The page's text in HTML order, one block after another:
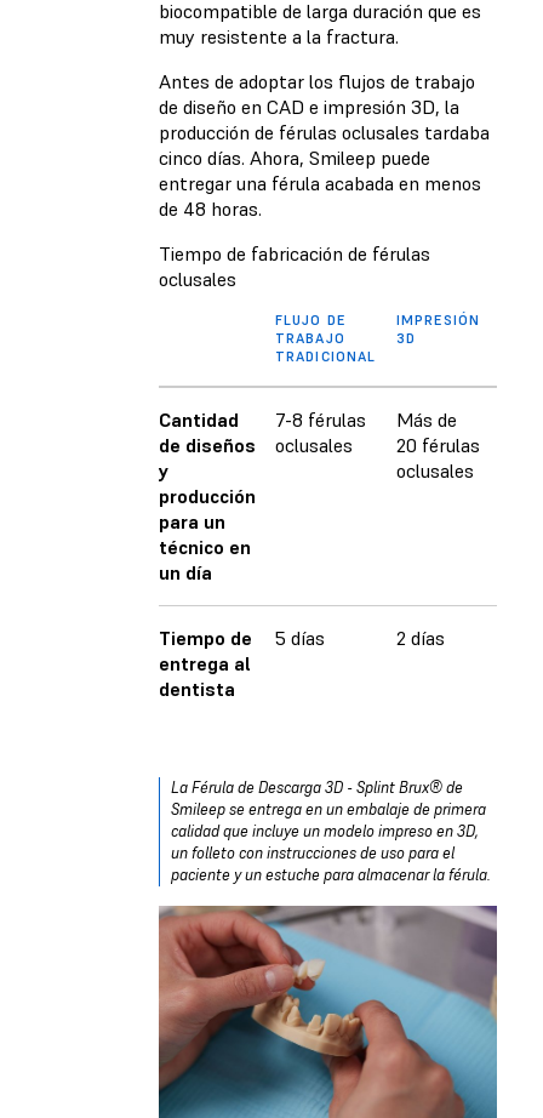
biocompatible de larga duración que es
muy resistente a la fractura.
Antes de adoptar los flujos de trabajo
de diseño en CAD e impresión 3D, la
producción de férulas oclusales tardaba
cinco días. Ahora, Smileep puede
entregar una férula acabada en menos
de 48 horas.
Tiempo de fabricación de férulas
oclusales
FLUJO DE
TRABAJO
TRADICIONAL
IMPRESIÓN
3D
Cantidad
de diseños
y
producción
para un
técnico en
un día
7-8 férulas
oclusales
Más de
20 férulas
oclusales
Tiempo de
entrega al
dentista
5 días 2 días
La Férula de Descarga 3D - Splint Brux® de
Smileep se entrega en un embalaje de primera
calidad que incluye un modelo impreso en 3D,
un folleto con instrucciones de uso para el
paciente y un estuche para almacenar la férula.